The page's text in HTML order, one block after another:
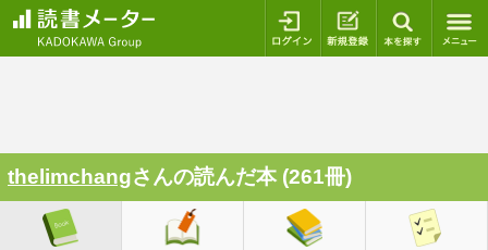
ログイン 新規登録
thelimchangさんの読んだ本 (261冊)